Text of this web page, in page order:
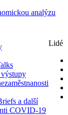
a další
COVID-19
Lidé